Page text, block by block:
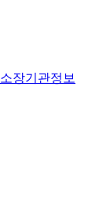
소장기관정보